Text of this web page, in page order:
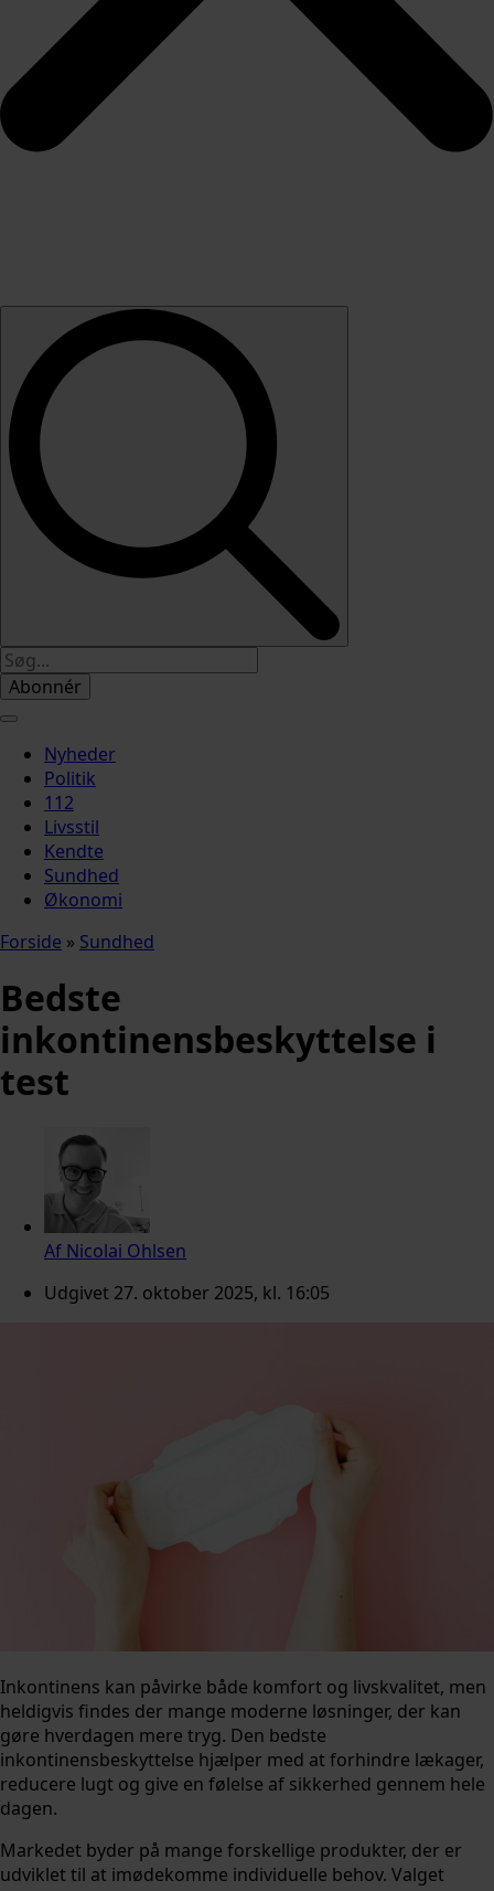
Abonnér
Nyheder
Politik
112
Livsstil
Kendte
Sundhed
Økonomi
Forside » Sundhed
Bedste
inkontinensbeskyttelse i
test
Af Nicolai Ohlsen
Udgivet 27. oktober 2025, kl. 16:05
Inkontinens kan påvirke både komfort og livskvalitet, men
heldigvis findes der mange moderne løsninger, der kan
gøre hverdagen mere tryg. Den bedste
inkontinensbeskyttelse hjælper med at forhindre lækager,
reducere lugt og give en følelse af sikkerhed gennem hele
dagen.
Markedet byder på mange forskellige produkter, der er
udviklet til at imødekomme individuelle behov. Valget